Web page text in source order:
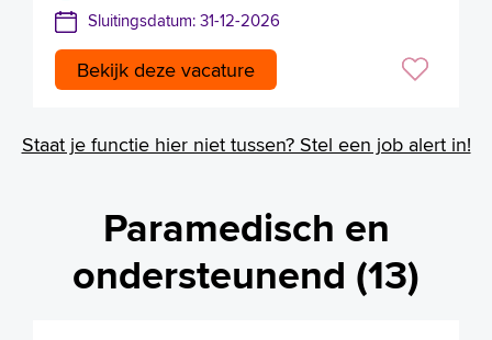
Sluitingsdatum: 31-12-2026
Bekijk deze vacature
Staat je functie hier niet tussen? Stel een job alert in!
Paramedisch en
ondersteunend (13)